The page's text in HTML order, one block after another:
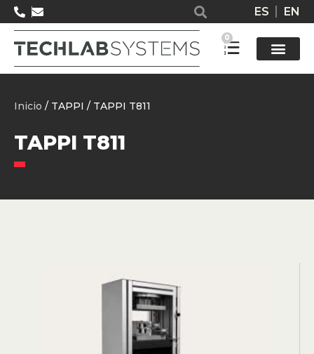
ES EN
0
Inicio / TAPPI / TAPPI T811
TAPPI T811